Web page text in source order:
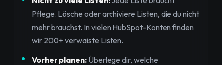
Pflege. Lösche oder archiviere Listen, die du nicht
mehr brauchst. In vielen HubSpot-Konten finden
wir 200+ verwaiste Listen.
Vorher planen: Überlege dir, welche